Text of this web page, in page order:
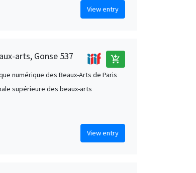
View entry
arts, Gonse 537 add_shopping_cart
numérique des Beaux-Arts de Paris
supérieure des beaux-arts
View entry